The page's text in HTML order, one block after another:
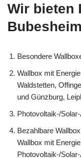
Wir bieten
Bubesheim
Besondere
Wallbox mit
Waldstetten,
und Günzburg,
Photovoltaik-/
Bezahlbare
Wallbox mit
Photovoltaik-/